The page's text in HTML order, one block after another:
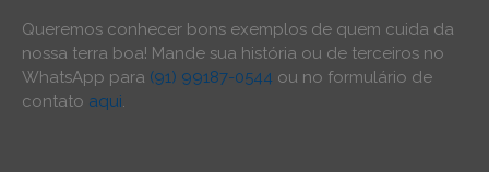
Queremos conhecer bons exemplos de quem cuida da
nossa terra boa! Mande sua história ou de terceiros no
WhatsApp para (91) 99187-0544 ou no formulário de
contato aqui.